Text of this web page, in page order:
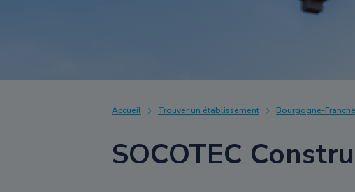
Accueil Trouver un établissement Bourgogne-
SOCOTEC